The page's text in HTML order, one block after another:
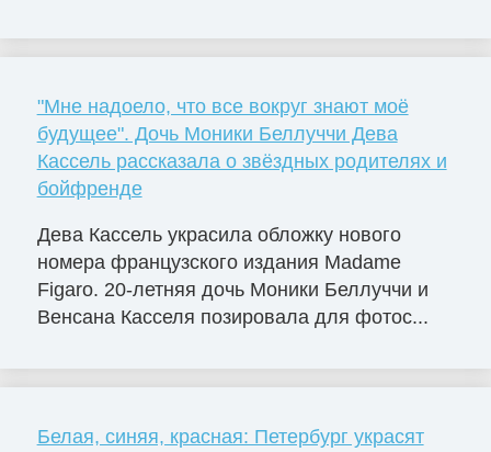
"Мне надоело, что все вокруг знают моё
будущее". Дочь Моники Беллуччи Дева
Кассель рассказала о звёздных родителях и
бойфренде
Дева Кассель украсила обложку нового
номера французского издания Madame
Figaro. 20-летняя дочь Моники Беллуччи и
Венсана Касселя позировала для фотос...
Белая, синяя, красная: Петербург украсят